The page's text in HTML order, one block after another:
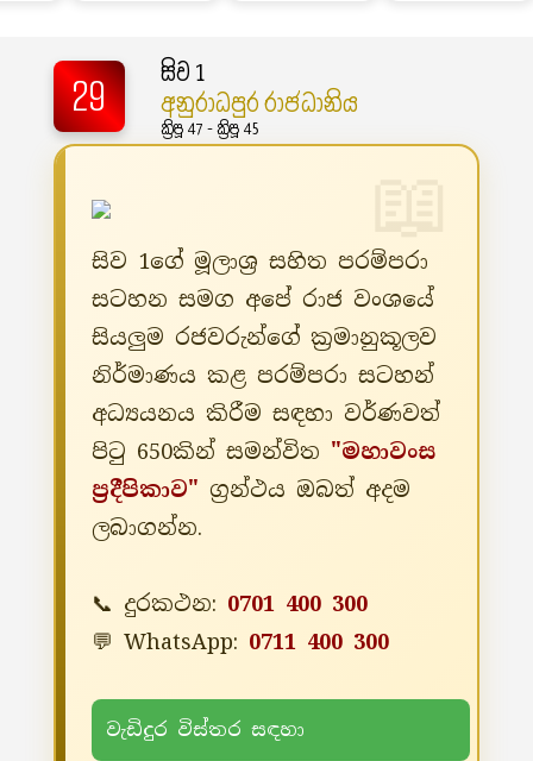
29
සිව 1
අනුරාධපුර රාජධානිය
ක්‍රිපූ 47 - ක්‍රිපූ 45
සිව 1ගේ මූලාශ්‍ර සහිත පරම්පරා
සටහන සමග අපේ රාජ වංශයේ
සියලුම රජවරුන්ගේ ක්‍රමානුකූලව
නිර්මාණය කළ පරම්පරා සටහන්
අධ්‍යයනය කිරීම සඳහා වර්ණවත්
පිටු 650කින් සමන්විත "මහාවංස
ප්‍රදීපිකාව" ග්‍රන්ථය ඔබත් අදම
ලබාගන්න.
📞 දුරකථන: 0701 400 300
💬 WhatsApp: 0711 400 300
වැඩිදුර විස්තර සඳහා